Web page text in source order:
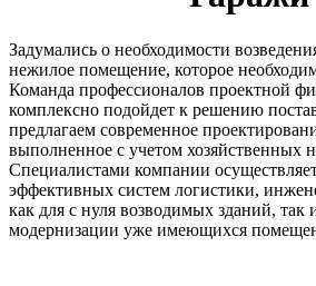
Задумались о необходимости
нежилое помещение, которое
Команда профессионалов проектной
комплексно подойдет к решению
предлагаем современное
выполненное с учетом хозяйственных
Специалистами компании
эффективных систем логистики,
как для с нуля возводимых зданий, так
модернизации уже имеющихся